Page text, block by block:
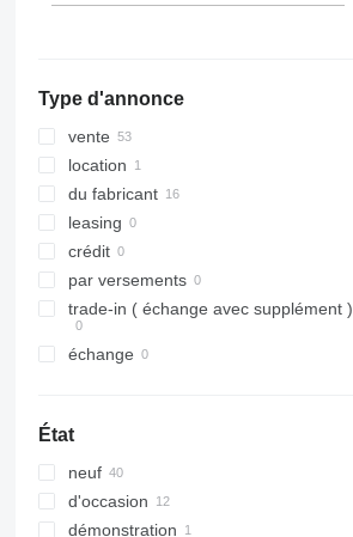
Type d'annonce
vente
location
du fabricant
leasing
crédit
par versements
trade-in ( échange avec supplément )
échange
État
neuf
d'occasion
démonstration